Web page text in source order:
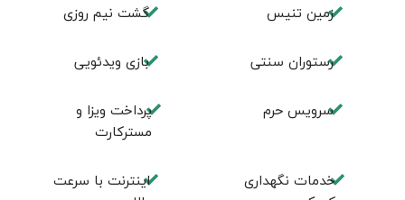
زمين تنيس گشت نیم روزی
رستوران سنتی بازی ویدئویی
سرویس حرم
پرداخت ویزا و
مسترکارت
خدمات نگهداری
اینترنت با سرعت